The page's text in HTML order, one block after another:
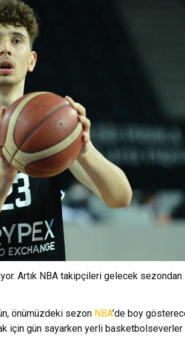
Artık NBA takipçileri gelecek
önümüzdeki sezon NBA’de boy
için gün sayarken yerli